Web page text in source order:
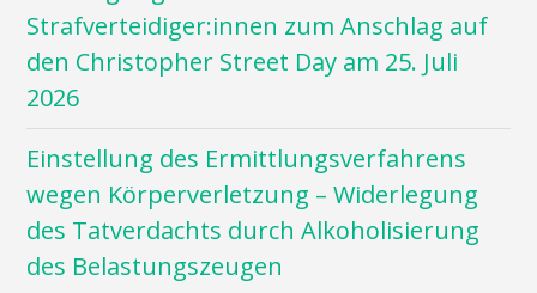
Strafverteidiger:innen zum Anschlag auf
den Christopher Street Day am 25. Juli
2026
Einstellung des Ermittlungsverfahrens
wegen Körperverletzung – Widerlegung
des Tatverdachts durch Alkoholisierung
des Belastungszeugen